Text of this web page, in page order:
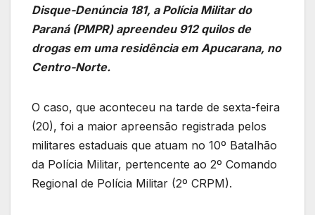
Disque-Denúncia 181, a Polícia Militar do
Paraná (PMPR) apreendeu 912 quilos de
drogas em uma residência em Apucarana, no
Centro-Norte.
O caso, que aconteceu na tarde de sexta-feira
(20), foi a maior apreensão registrada pelos
militares estaduais que atuam no 10º Batalhão
da Polícia Militar, pertencente ao 2º Comando
Regional de Polícia Militar (2º CRPM).